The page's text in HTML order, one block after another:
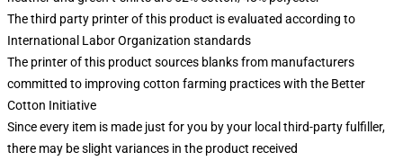
The third party printer of this product is evaluated according to
International Labor Organization standards
The printer of this product sources blanks from manufacturers
committed to improving cotton farming practices with the Better
Cotton Initiative
Since every item is made just for you by your local third-party fulfiller,
there may be slight variances in the product received